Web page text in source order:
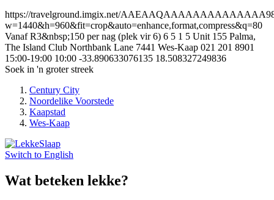
https://travelground.imgix.net/
w=1440&h=960&fit=crop&auto=enhance,format,compress&q=80
Vanaf R3&nbsp;150 per nag (plek vir 6) 6 5 1 5 Unit 155 Palma,
The Island Club Northbank Lane 7441 Wes-Kaap 021 201 8901
15:00-19:00 10:00 -33.890633076135 18.508327249836
Soek in 'n groter streek
Century City
Noordelike Voorstede
Kaapstad
Wes-Kaap
Switch to English
Wat beteken lekke?